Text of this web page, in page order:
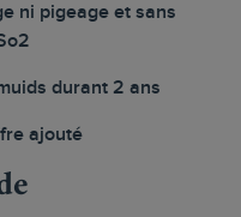
ni pigeage et sans
durant 2 ans
ajouté